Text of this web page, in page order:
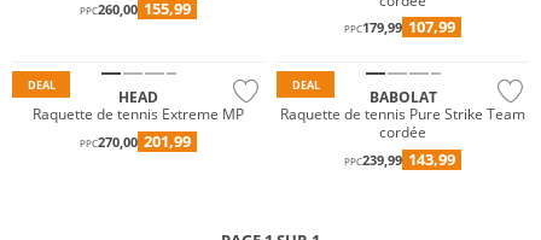
PPC260,00 155,99
PPC179,99 107,99
DEAL
HEAD
Raquette de tennis Extreme MP
PPC270,00 201,99
DEAL
BABOLAT
Raquette de tennis Pure Strike Team
cordée
PPC239,99 143,99